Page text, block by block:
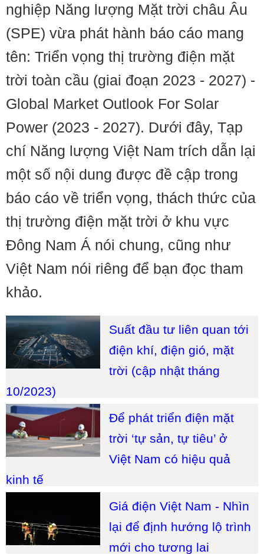
nghiệp Năng lượng Mặt trời châu Âu
(SPE) vừa phát hành báo cáo mang
tên: Triển vọng thị trường điện mặt
trời toàn cầu (giai đoạn 2023 - 2027) -
Global Market Outlook For Solar
Power (2023 - 2027). Dưới đây, Tạp
chí Năng lượng Việt Nam trích dẫn lại
một số nội dung được đề cập trong
báo cáo về triển vọng, thách thức của
thị trường điện mặt trời ở khu vực
Đông Nam Á nói chung, cũng như
Việt Nam nói riêng để bạn đọc tham
khảo.
Suất đầu tư liên quan tới
điện khí, điện gió, mặt
trời (cập nhật tháng
10/2023)
Để phát triển điện mặt
trời ‘tự sản, tự tiêu’ ở
Việt Nam có hiệu quả
kinh tế
Giá điện Việt Nam - Nhìn
lại để định hướng lộ trình
mới cho tương lai